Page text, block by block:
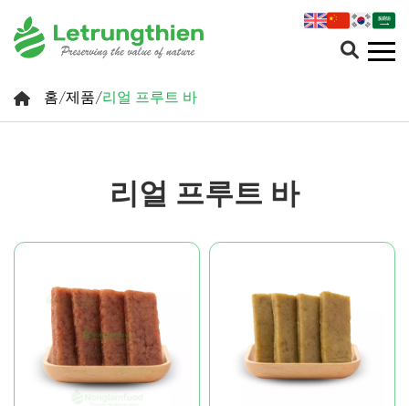
홈/제품/리얼 프루트 바
리얼 프루트 바